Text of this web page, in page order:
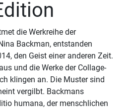
die Werkreihe der
Backman, entstanden
den Geist einer anderen Zeit.
und die Werke der Collage-
klingen an. Die Muster sind
vergilbt. Backmans
humana, der menschlichen